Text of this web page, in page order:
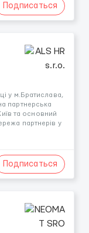
Подписаться
у м.Братислава,
партнерська
та основний
партнерів у
Подписаться